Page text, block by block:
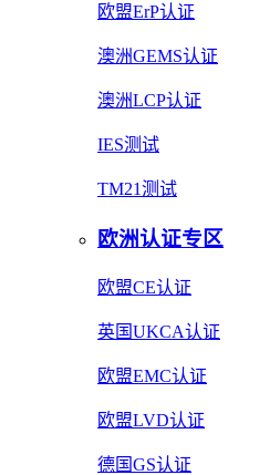
欧盟ErP认证
澳洲GEMS认证
澳洲LCP认证
IES测试
TM21测试
欧洲认证专区
欧盟CE认证
英国UKCA认证
欧盟EMC认证
欧盟LVD认证
德国GS认证